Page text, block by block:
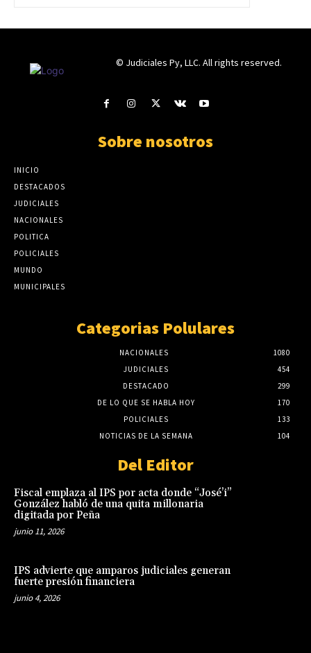
© Judiciales Py, LLC. All rights reserved.
Sobre nosotros
INICIO
DESTACADOS
JUDICIALES
NACIONALES
POLITICA
POLICIALES
MUNDO
MUNICIPALES
Categorias Polulares
NACIONALES
1080
JUDICIALES
454
DESTACADO
299
DE LO QUE SE HABLA HOY
170
POLICIALES
133
NOTICIAS DE LA SEMANA
104
Del Editor
Fiscal emplaza al IPS por acta donde “José’i”
González habló de una quita millonaria
digitada por Peña
junio 11, 2026
IPS advierte que amparos judiciales generan
fuerte presión financiera
junio 4, 2026